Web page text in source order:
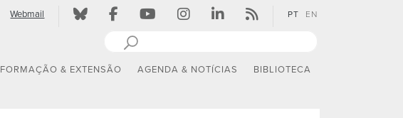
Webmail PT EN
FORMAÇÃO & EXTENSÃO AGENDA & NOTÍCIAS BIBLIOTECA